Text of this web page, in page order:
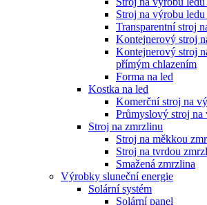
Stroj na výrobu
Transparentní stroj
Kontejnerový stroj
Kontejnerový stroj
přímým chlazením
Forma na led
Kostka na led
Komerční stroj na
Průmyslový stroj na
Stroj na zmrzlinu
Stroj na měkkou
Stroj na tvrdou
Smažená zmrzlina
Výrobky sluneční energie
Solární systém
Solární panel